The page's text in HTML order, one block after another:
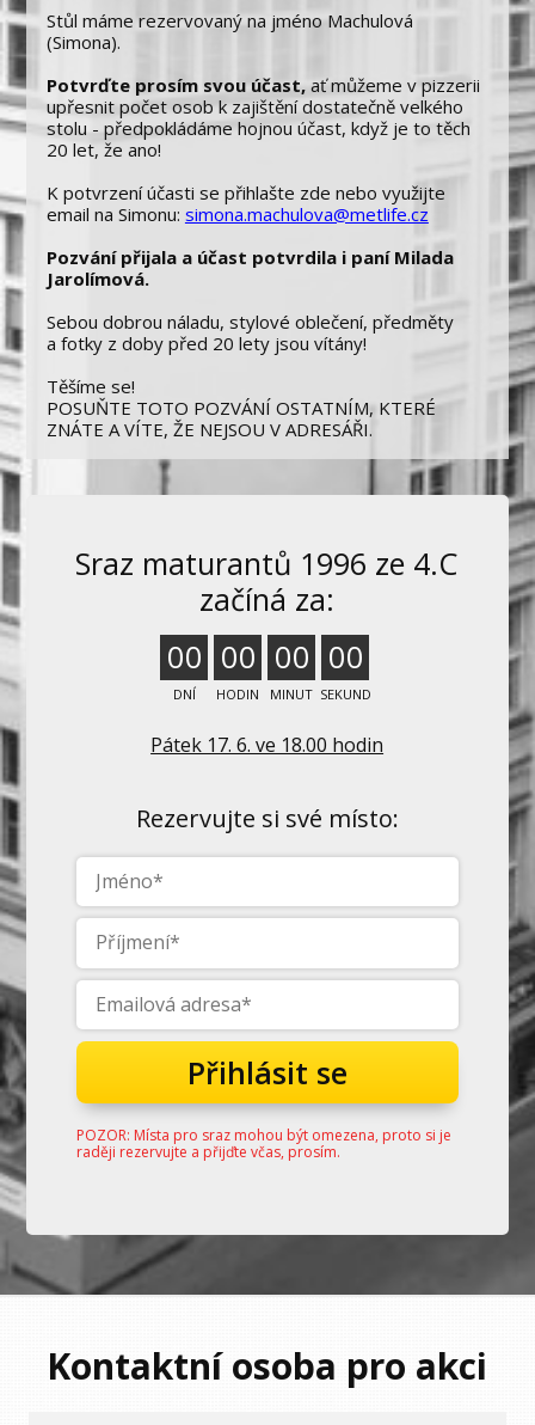
Stůl máme rezervovaný na jméno Machulová
(Simona).
Potvrďte prosím svou účast,ať můžeme v pizzerii
upřesnit počet osob k zajištění dostatečně velkého
stolu - předpokládáme hojnou účast, když je to těch
20 let, že ano!
K potvrzení účasti se přihlašte zde nebo využijte
email na Simonu: simona.machulova@metlife.cz
Pozvání přijala a účast potvrdila i paní Milada
Jarolímová.
Sebou dobrou náladu, stylové oblečení, předměty
a fotky z doby před 20 lety jsou vítány!
Těšíme se!
POSUŇTE TOTO POZVÁNÍ OSTATNÍM, KTERÉ
ZNÁTE A VÍTE, ŽE NEJSOU V ADRESÁŘI.
Sraz maturantů 1996 ze 4.C
začíná za:
00
DNÍ
00
HODIN
00
MINUT
00
SEKUND
Pátek 17. 6. ve 18.00 hodin
Rezervujte si své místo:
Přihlásit se
POZOR: Místa pro sraz mohou být omezena, proto si je
raději rezervujte a přijďte včas, prosím.
Kontaktní osoba pro akci